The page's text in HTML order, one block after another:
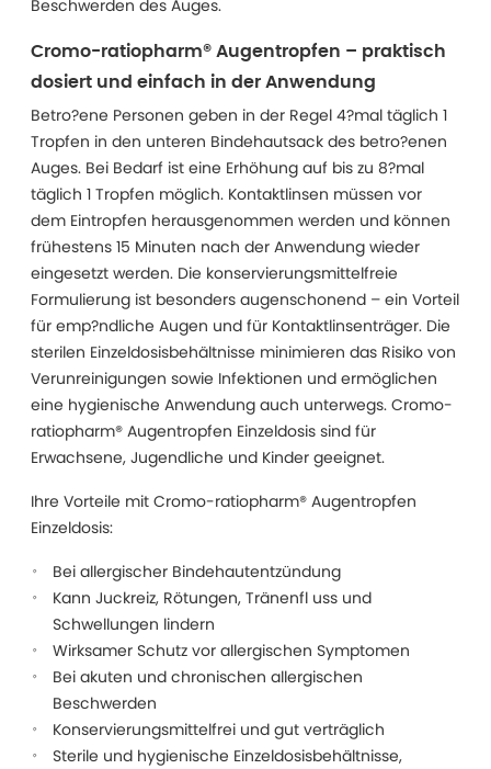
Beschwerden des Auges.
Cromo-ratiopharm® Augentropfen – praktisch
dosiert und einfach in der Anwendung
Betro?ene Personen geben in der Regel 4?mal täglich 1
Tropfen in den unteren Bindehautsack des betro?enen
Auges. Bei Bedarf ist eine Erhöhung auf bis zu 8?mal
täglich 1 Tropfen möglich. Kontaktlinsen müssen vor
dem Eintropfen herausgenommen werden und können
frühestens 15 Minuten nach der Anwendung wieder
eingesetzt werden. Die konservierungsmittelfreie
Formulierung ist besonders augenschonend – ein Vorteil
für emp?ndliche Augen und für Kontaktlinsenträger. Die
sterilen Einzeldosisbehältnisse minimieren das Risiko von
Verunreinigungen sowie Infektionen und ermöglichen
eine hygienische Anwendung auch unterwegs. Cromo-
ratiopharm® Augentropfen Einzeldosis sind für
Erwachsene, Jugendliche und Kinder geeignet.
Ihre Vorteile mit Cromo-ratiopharm® Augentropfen
Einzeldosis:
Bei allergischer Bindehautentzündung
Kann Juckreiz, Rötungen, Tränenfl uss und
Schwellungen lindern
Wirksamer Schutz vor allergischen Symptomen
Bei akuten und chronischen allergischen
Beschwerden
Konservierungsmittelfrei und gut verträglich
Sterile und hygienische Einzeldosisbehältnisse,